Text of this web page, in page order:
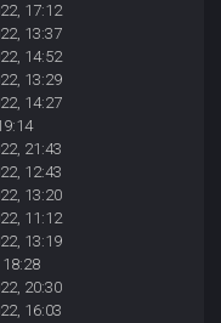
17:12
13:37
14:52
13:29
14:27
21:43
12:43
13:20
11:12
13:19
20:30
16:03